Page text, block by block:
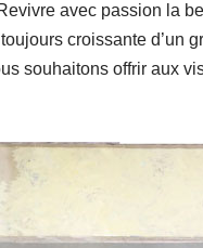
avec passion la
croissante d’un
souhaitons offrir aux